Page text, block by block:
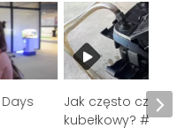
Jak często
kubełkowy? #118.